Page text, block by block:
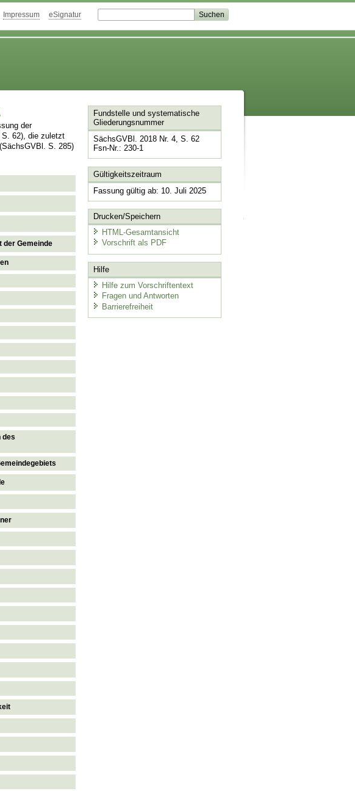
Impressum eSignatur
der
S. 62), die zuletzt
S. 285)
der Gemeinde
des
Fundstelle und systematische
Gliederungsnummer
SächsGVBl. 2018 Nr. 4, S. 62
Fsn-Nr.: 230-1
Gültigkeitszeitraum
Fassung gültig ab: 10. Juli 2025
Drucken/Speichern
HTML-Gesamtansicht
Vorschrift als PDF
Hilfe
Hilfe zum Vorschriftentext
Fragen und Antworten
Barrierefreiheit